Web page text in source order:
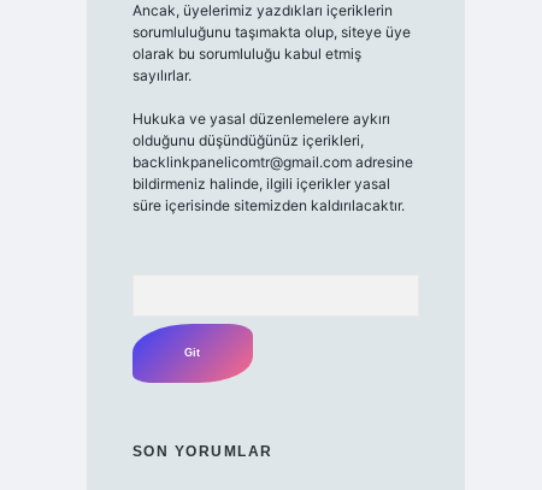
Ancak, üyelerimiz yazdıkları içeriklerin
sorumluluğunu taşımakta olup, siteye üye
olarak bu sorumluluğu kabul etmiş
sayılırlar.
Hukuka ve yasal düzenlemelere aykırı
olduğunu düşündüğünüz içerikleri,
backlinkpanelicomtr@gmail.comadresine
bildirmeniz halinde, ilgili içerikler yasal
süre içerisinde sitemizden kaldırılacaktır.
SON YORUMLAR